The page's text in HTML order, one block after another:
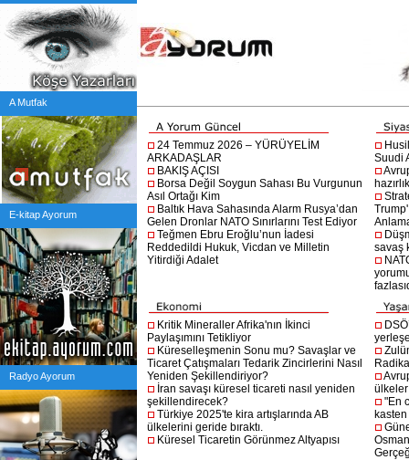
A Mutfak
E-kitap Ayorum
Radyo Ayorum
24 Temmuz 2026 – YÜRÜYELİM
ARKADAŞLAR
BAKIŞ AÇISI
Borsa Değil Soygun Sahası Bu Vurgunun
Asıl Ortağı Kim
Baltık Hava Sahasında Alarm Rusya’dan
Gelen Dronlar NATO Sınırlarını Test Ediyor
Teğmen Ebru Eroğlu’nun İadesi
Reddedildi Hukuk, Vicdan ve Milletin
Yitirdiği Adalet
Suudi
savaş
Kritik Mineraller Afrika'nın İkinci
Paylaşımını Tetikliyor
Küreselleşmenin Sonu mu? Savaşlar ve
Ticaret Çatışmaları Tedarik Zincirlerini Nasıl
Yeniden Şekillendiriyor?
İran savaşı küresel ticareti nasıl yeniden
şekillendirecek?
Türkiye 2025'te kira artışlarında AB
ülkelerini geride bıraktı.
Küresel Ticaretin Görünmez Altyapısı
"En